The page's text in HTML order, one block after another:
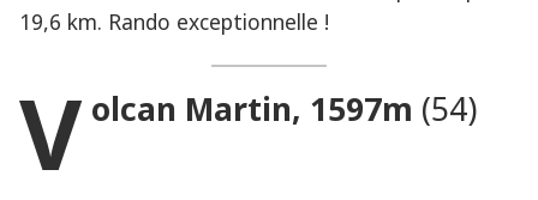
19,6 km. Rando exceptionnelle !
V olcan Martin, 1597m (54)